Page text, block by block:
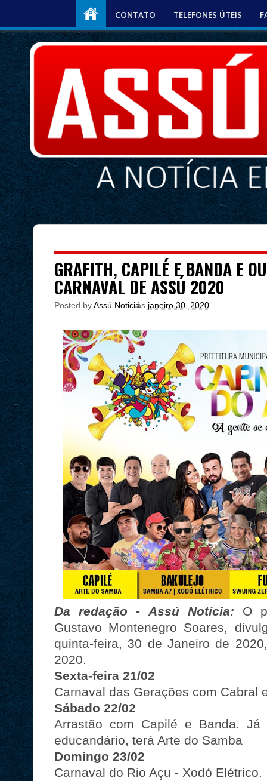
CONTATO TELEFONES ÚTEIS
GRAFITH, CAPILÉ E BANDA E
CARNAVAL DE ASSÚ 2020
Posted byAssú Noticia
às janeiro 30, 2020
Da redação - Assú Notícia: O
Gustavo Montenegro Soares,
quinta-feira, 30 de Janeiro de
2020.
Sexta-feira 21/02
Carnaval das Gerações com Cabral
Sábado 22/02
Arrastão com Capilé e Banda.
educandário, terá Arte do Samba
Domingo 23/02
Carnaval do Rio Açu - Xodó Elétrico.